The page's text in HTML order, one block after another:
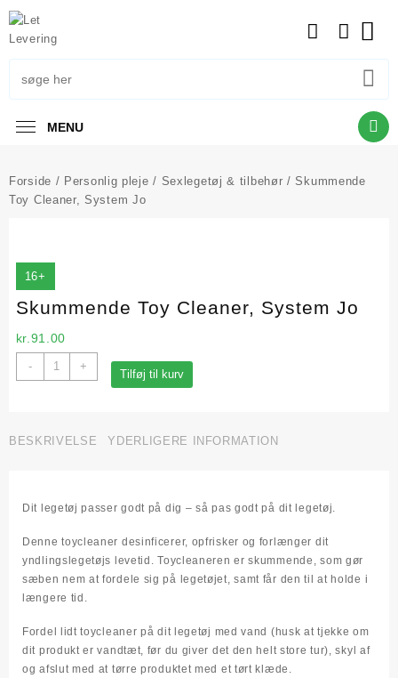
Skip
to
content
MENU
Forside / Personlig pleje / Sexlegetøj & tilbehør / Skummende
Toy Cleaner, System Jo
16+
Skummende Toy Cleaner, System Jo
kr. 91.00
-
Skummende
Toy
Jo
+
Tilføj til kurv
BESKRIVELSE YDERLIGERE INFORMATION
Dit legetøj passer godt på dig – så pas godt på dit legetøj.
Denne toycleaner desinficerer, opfrisker og forlænger dit
yndlingslegetøjs levetid. Toycleaneren er skummende, som gør
sæben nem at fordele sig på legetøjet, samt får den til at holde i
længere tid.
Fordel lidt toycleaner på dit legetøj med vand (husk at tjekke om
dit produkt er vandtæt, før du giver det den helt store tur), skyl af
og afslut med at tørre produktet med et tørt klæde.